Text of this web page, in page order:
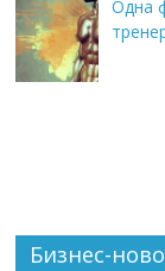
Одна
Бизнес-